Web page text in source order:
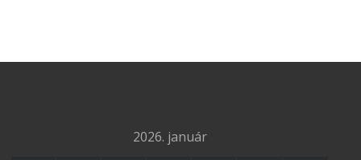
2026. január